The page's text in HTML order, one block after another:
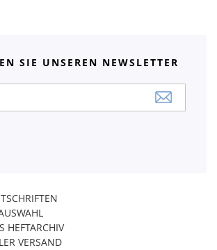
SIE UNSEREN NEWSLETTER
HEFTARCHIV
VERSAND